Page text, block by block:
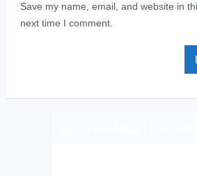
Save my name, email, and website in
next time I comment.